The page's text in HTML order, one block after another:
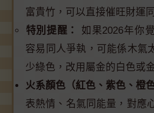
富貴竹，可以直接催旺財運
特別提醒：
如果2026年你
容易同人爭執，可能係木氣
少綠色，改用屬金的白色或
火系顏色（紅色、紫色、橙
表熱情、名氣同能量，對應